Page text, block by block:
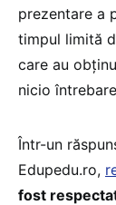
prezentare a
timpul limită
care au
nicio
Într-un
Edupedu.ro,
fost